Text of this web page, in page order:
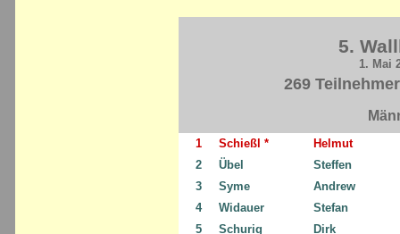
5.
1. Mai
269
1 Schießl *
Helmut
2
Übel
Steffen
3
Syme
Andrew
4
Widauer
Stefan
5
Schurig
Dirk